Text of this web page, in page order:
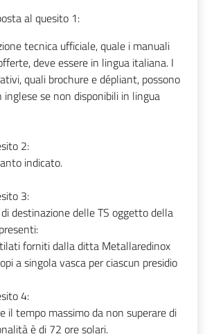
al quesito 1:
tecnica ufficiale, quale i manuali
deve essere in lingua italiana. I
quali brochure e dépliant, possono
se non disponibili in lingua
2:
indicato.
3:
destinazione delle TS oggetto della
forniti dalla ditta Metallaredinox
a singola vasca per ciascun presidio
4:
il tempo massimo da non superare di
è di 72 ore solari.